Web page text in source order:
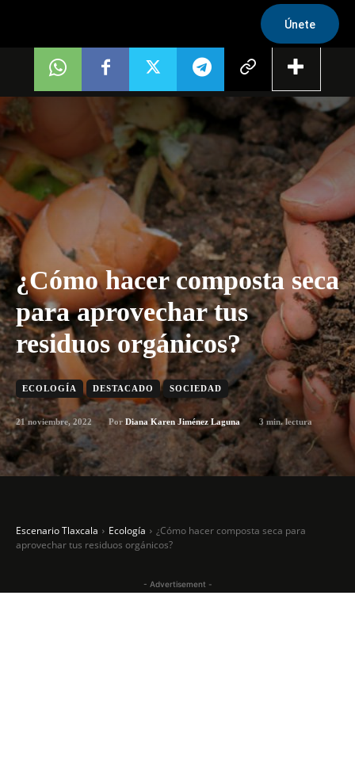
Únete
¿Cómo hacer composta seca
para aprovechar tus
residuos orgánicos?
ECOLOGÍA DESTACADO SOCIEDAD
21 noviembre, 2022 Por Diana Karen Jiménez Laguna 3 min. lectura
Escenario Tlaxcala Ecología
¿Cómo hacer composta seca para
aprovechar tus residuos orgánicos?
- Advertisement -